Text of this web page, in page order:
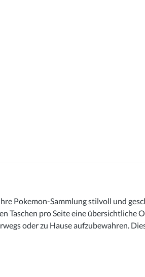
Pokemon-Sammlung stilvoll und
Taschen pro Seite eine übersichtliche
oder zu Hause aufzubewahren.